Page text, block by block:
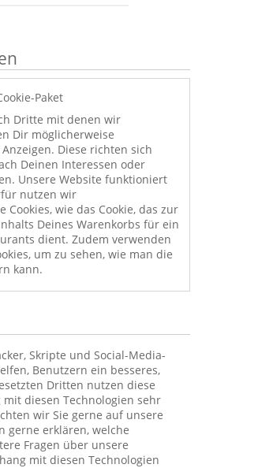
Paket
Dritte mit denen wir
Dir möglicherweise
Diese richten sich
Deinen Interessen oder
Unsere Website funktioniert
nutzen wir
Cookies, wie das Cookie, das zur
Deines Warenkorbs für ein
dient. Zudem verwenden
um zu sehen, wie man die
kann.
Skripte und Social-Media-
Benutzern ein besseres,
Dritten nutzen diese
diesen Technologien sehr
wir Sie gerne auf unsere
gerne erklären, welche
Fragen über unsere
mit diesen Technologien